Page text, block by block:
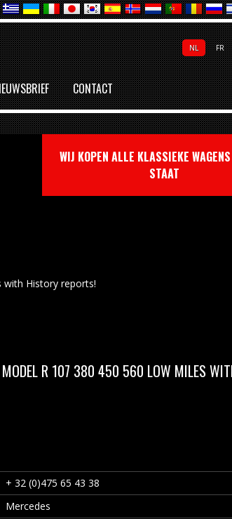
NL FR
CONTACT
WIJ KOPEN ALLE KLASSIEKE
STAAT
with History reports!
MODEL R 107 380 450 560 LOW MILES
+ 32 (0)475 65 43 38
Mercedes